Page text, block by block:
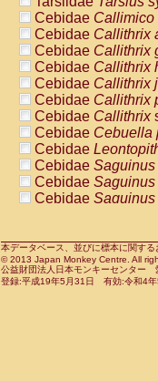
Pitheciidae
Pitheciidae
Pitheciidae
Pitheciidae
Pitheciidae
Pitheciidae
Cercopithecidae
Cercopithecidae
Cercopithecidae
Cercopithecidae
Cercopithecidae
Cercopithecidae
Cercopithecidae
Cercopithecidae
Cercopithecidae
Cebidae Callimico
Cebidae Callithrix
Cebidae Callithrix
Cebidae Callithrix
Cebidae Callithrix
Cebidae Callithrix
Cebidae Callithrix
Cebidae Cebuella
Cebidae
Cebidae
Cebidae
Cebidae
Cebidae
CebidaeSaguinus
Cebidae
本データベース、並びに標本に関す
© 2013 Japan Monkey Centre. All
公益財団法人日本モンキーセンタ
登録:平成19年5月31日 有効:令和4